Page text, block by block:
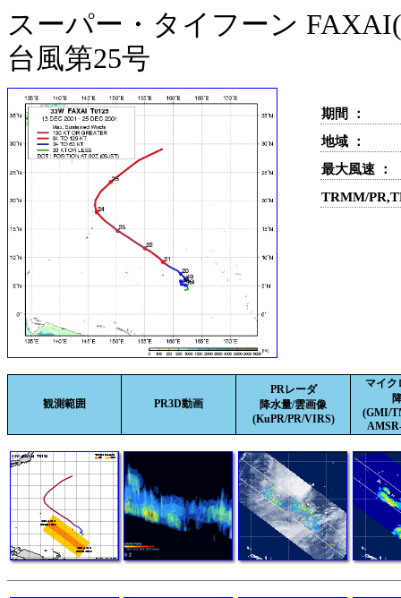
スーパー・タイフーン
台風第25号
期間 ：
地域 ：
最大風速 ：
TRMM/
観測範囲 PR3D動画
PRレーダ
降水量/雲画像
(KuPR/PR/VIRS)
マイク
(GMI/